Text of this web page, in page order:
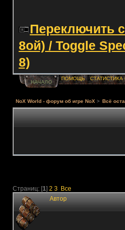
Переключить
8ой) / Toggle
8)
НАЧАЛО
ПОМОЩЬ СТАТИСТИКА
NoX World - форум об игре NoX > Всё
Страниц: [1] 2 3 Все
Автор